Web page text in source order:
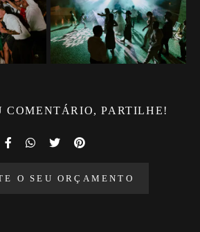
COMENTÁRIO, PARTILHE!
O SEU ORÇAMENTO